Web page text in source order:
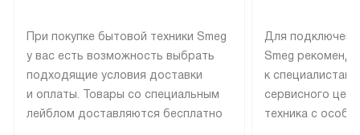
При покупке бытовой техники Smeg
у вас есть возможность выбрать
подходящие условия доставки
и оплаты. Товары со специальным
лейблом доставляются бесплатно
Для
Smeg
к специалистам
сервисного
техника с